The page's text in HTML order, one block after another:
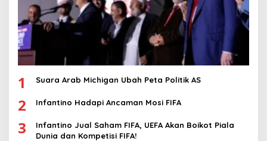
1 Suara Arab Michigan Ubah Peta Politik AS
2 Infantino Hadapi Ancaman Mosi FIFA
3
Infantino Jual Saham FIFA, UEFA Akan Boikot Piala
Dunia dan Kompetisi FIFA!